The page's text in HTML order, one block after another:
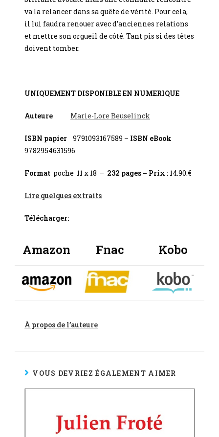
va la relancer dans sa quête de vérité. Pour cela,
il lui faudra renouer avec d’anciennes relations
et mettre son orgueil de côté. Tant pis si des têtes
doivent tomber.
UNIQUEMENT DISPONIBLE EN NUMERIQUE
Auteure Marie-Lore Beuselinck
ISBN papier 9791093167589 – ISBN eBook
9782954631596
Format poche 11 x 18 – 232 pages – Prix : 14.90.€
Lire quelques extraits
Télécharger:
Amazon Fnac Kobo
À propos de l’auteure
VOUS DEVRIEZ ÉGALEMENT AIMER